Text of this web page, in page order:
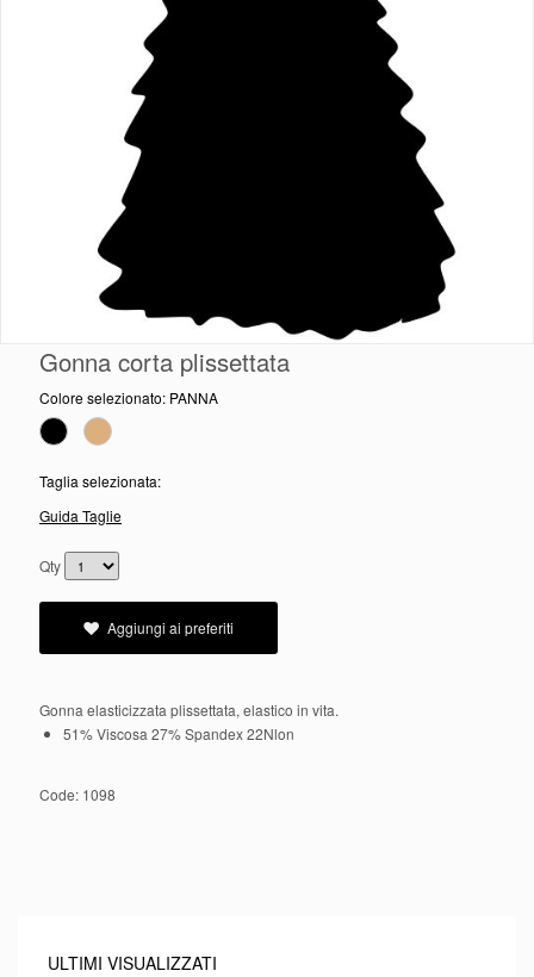
Gonna corta plissettata
Colore selezionato: PANNA
Taglia selezionata:
Guida Taglie
Qty
Aggiungi ai preferiti
Gonna elasticizzata plissettata, elastico in vita.
51% Viscosa 27% Spandex 22Nlon
Code: 1098
ULTIMI VISUALIZZATI